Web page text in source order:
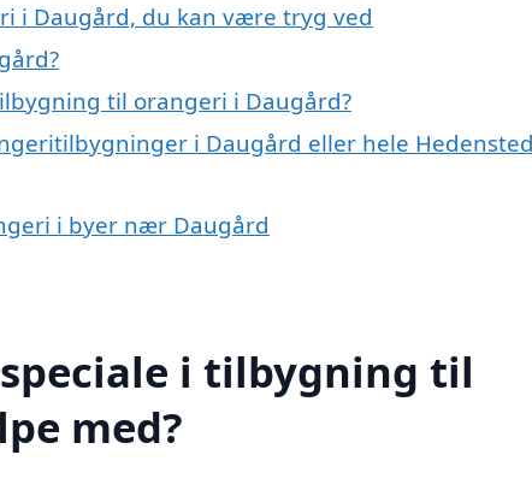
i Daugård, du kan være tryg ved
til orangeri i Daugård?
i Daugård eller hele Hedensted
i byer nær Daugård
i tilbygning til
med?